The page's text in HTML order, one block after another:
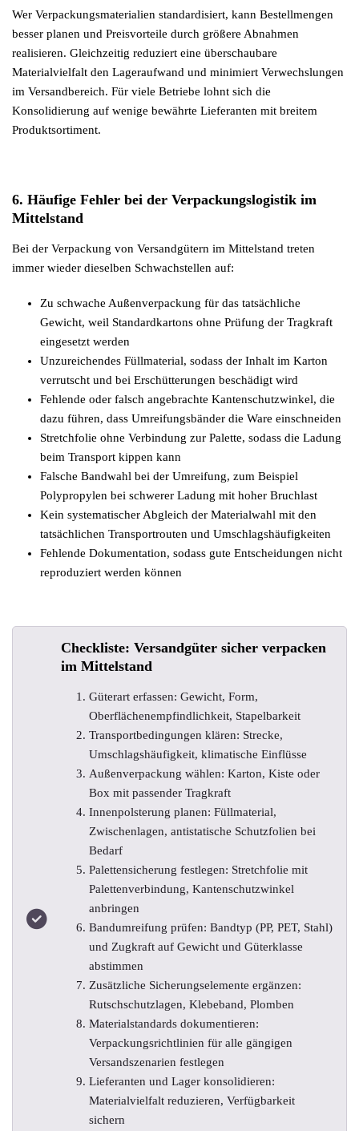
Wer Verpackungsmaterialien standardisiert, kann Bestellmengen
besser planen und Preisvorteile durch größere Abnahmen
realisieren. Gleichzeitig reduziert eine überschaubare
Materialvielfalt den Lageraufwand und minimiert Verwechslungen
im Versandbereich. Für viele Betriebe lohnt sich die
Konsolidierung auf wenige bewährte Lieferanten mit breitem
Produktsortiment.
6. Häufige Fehler bei der Verpackungslogistik im
Mittelstand
Bei der Verpackung von Versandgütern im Mittelstand treten
immer wieder dieselben Schwachstellen auf:
Zu schwache Außenverpackung für das tatsächliche
Gewicht, weil Standardkartons ohne Prüfung der Tragkraft
eingesetzt werden
Unzureichendes Füllmaterial, sodass der Inhalt im Karton
verrutscht und bei Erschütterungen beschädigt wird
Fehlende oder falsch angebrachte Kantenschutzwinkel, die
dazu führen, dass Umreifungsbänder die Ware einschneiden
Stretchfolie ohne Verbindung zur Palette, sodass die Ladung
beim Transport kippen kann
Falsche Bandwahl bei der Umreifung, zum Beispiel
Polypropylen bei schwerer Ladung mit hoher Bruchlast
Kein systematischer Abgleich der Materialwahl mit den
tatsächlichen Transportrouten und Umschlagshäufigkeiten
Fehlende Dokumentation, sodass gute Entscheidungen nicht
reproduziert werden können
Checkliste: Versandgüter sicher verpacken
im Mittelstand
Güterart erfassen: Gewicht, Form,
Oberflächenempfindlichkeit, Stapelbarkeit
Transportbedingungen klären: Strecke,
Umschlagshäufigkeit, klimatische Einflüsse
Außenverpackung wählen: Karton, Kiste oder
Box mit passender Tragkraft
Innenpolsterung planen: Füllmaterial,
Zwischenlagen, antistatische Schutzfolien bei
Bedarf
Palettensicherung festlegen: Stretchfolie mit
Palettenverbindung, Kantenschutzwinkel
anbringen
Bandumreifung prüfen: Bandtyp (PP, PET, Stahl)
und Zugkraft auf Gewicht und Güterklasse
abstimmen
Zusätzliche Sicherungselemente ergänzen:
Rutschschutzlagen, Klebeband, Plomben
Materialstandards dokumentieren:
Verpackungsrichtlinien für alle gängigen
Versandszenarien festlegen
Lieferanten und Lager konsolidieren:
Materialvielfalt reduzieren, Verfügbarkeit
sichern